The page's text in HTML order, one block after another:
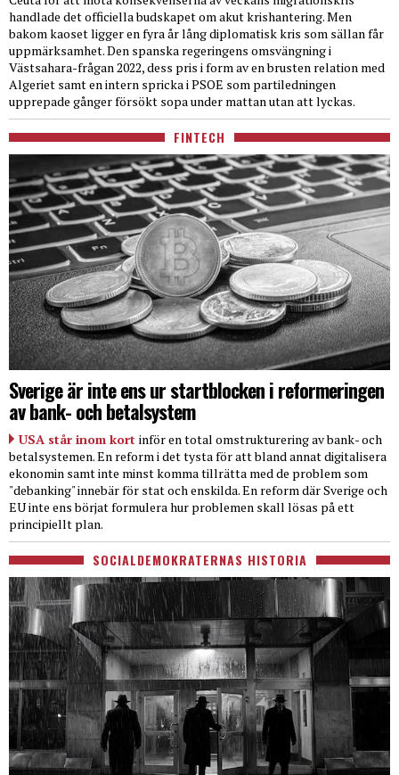
handlade det officiella budskapet om akut krishantering. Men
bakom kaoset ligger en fyra år lång diplomatisk kris som sällan får
uppmärksamhet. Den spanska regeringens omsvängning i
Västsahara-frågan 2022, dess pris i form av en brusten relation med
Algeriet samt en intern spricka i PSOE som partiledningen
upprepade gånger försökt sopa under mattan utan att lyckas.
FINTECH
Sverige är inte ens ur startblocken i reformeringen
av bank- och betalsystem
USA står inom kort inför en total omstrukturering av bank- och
betalsystemen. En reform i det tysta för att bland annat digitalisera
ekonomin samt inte minst komma tillrätta med de problem som
"debanking" innebär för stat och enskilda. En reform där Sverige och
EU inte ens börjat formulera hur problemen skall lösas på ett
principiellt plan.
SOCIALDEMOKRATERNAS HISTORIA